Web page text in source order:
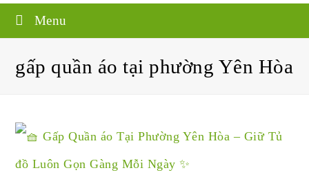
Menu
gấp quần áo tại phường Yên Hòa